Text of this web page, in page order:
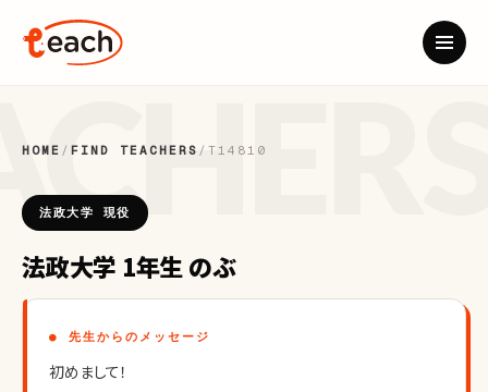
HOME / FIND TEACHERS / T14810
法政大学 現役
法政大学 1年生 のぶ
● 先生からのメッセージ
初めまして！